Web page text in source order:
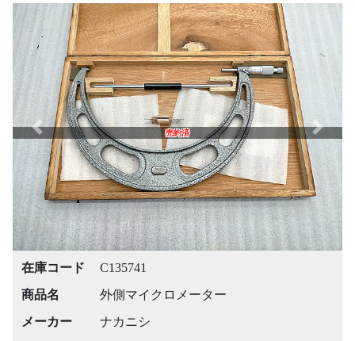
売約済
Previous Next
在庫コード
C135741
商品名
外側マイクロメーター
メーカー
ナカニシ